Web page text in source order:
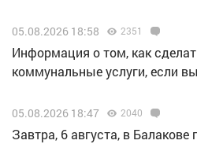
05.08.2026 18:58 2351
Информация о том, как
коммунальные услуги, если
05.08.2026 18:47 2040
Завтра, 6 августа, в Балакове